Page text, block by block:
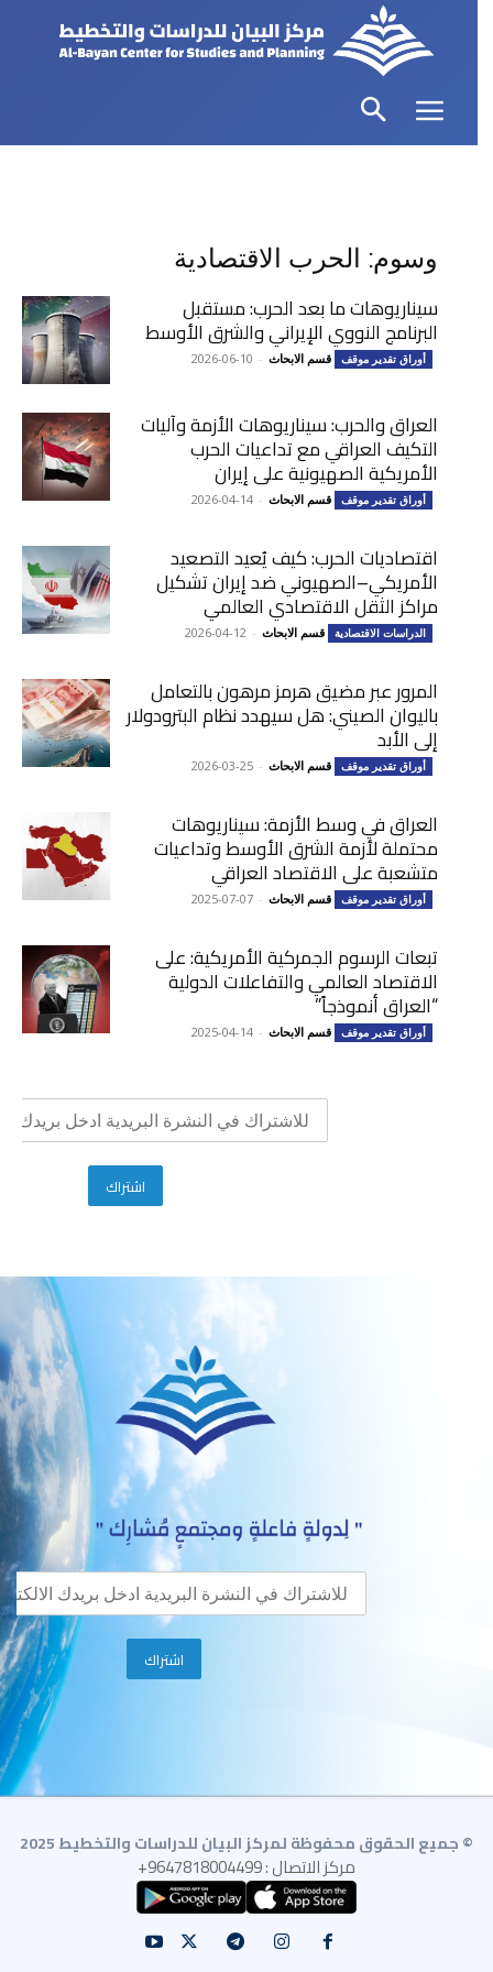
وسوم: الحرب الاقتصادية
سيناريوهات ما بعد الحرب: مستقبل
البرنامج النووي الإيراني والشرق الأوسط
أوراق تقدير موقف قسم الابحاث -
2026-06-10
العراق والحرب: سيناريوهات الأزمة وآليات
التكيف العراقي مع تداعيات الحرب
الأمريكية الصهيونية على إيران
أوراق تقدير موقف قسم الابحاث -
2026-04-14
اقتصاديات الحرب: كيف يُعيد التصعيد
الأمريكي–الصهيوني ضد إيران تشكيل
مراكز الثقل الاقتصادي العالمي
الدراسات الاقتصادية قسم الابحاث -
2026-04-12
المرور عبر مضيق هرمز مرهون بالتعامل
باليوان الصيني: هل سيهدد نظام البترودولار
إلى الأبد
أوراق تقدير موقف قسم الابحاث -
2026-03-25
العراق في وسط الأزمة: سيناريوهات
محتملة لأزمة الشرق الأوسط وتداعيات
متشعبة على الاقتصاد العراقي
أوراق تقدير موقف قسم الابحاث -
2025-07-07
تبعات الرسوم الجمركية الأمريكية: على
الاقتصاد العالمي والتفاعلات الدولية
“العراق أنموذجاً”
أوراق تقدير موقف قسم الابحاث -
2025-04-14
© جميع الحقوق محفوظة لمركز البيان للدراسات والتخطيط 2025
مركز الاتصال : 9647818004499+